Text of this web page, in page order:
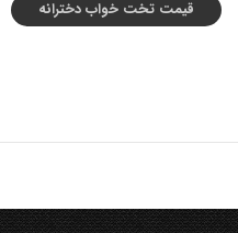
قیمت تخت خواب دخترانه